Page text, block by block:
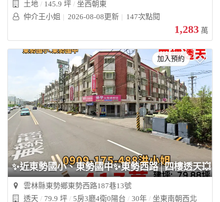
土地
145.9 坪
坐西朝東
仲介王小姐
2026-08-08更新 147次點閱
1,283 萬
加入預約
✨近東勢國小、東勢國中✨東勢西路│四樓透天💥
雲林縣東勢鄉東勢西路187巷13號
透天
79.9 坪 5房3廳4衛0陽台 30年 坐東南朝西北